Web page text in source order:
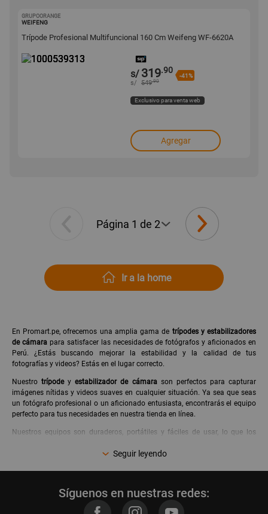
GRUPOORANGE
WEIFENG
Trípode Profesional Multifuncional 160 Cm Weifeng WF-6620A
s/ 319.90
-41%
s/ 549.90
Exclusivo para venta web
Agregar
Ir a la home
En Promart.pe, ofrecemos una amplia gama de trípodes y estabilizadores
de cámarapara satisfacer las necesidades de fotógrafos y aficionados en
Perú. ¿Estás buscando mejorar la estabilidad y la calidad de tus
fotografías y videos? Estás en el lugar correcto.
Nuestrotrípodeyestabilizador de cámarason perfectos para capturar
imágenes nítidas y videos suaves en cualquier situación. Ya sea que seas
un fotógrafo profesional o un aficionado entusiasta, encontrarás el equipo
perfecto para tus necesidades en nuestra tienda en línea.
Nuestros equipos son duraderos, portátiles y fáciles de usar, lo que los
filmando paisajes impresionantes, retratos emocionantes o momentos
Seguir leyendo
Síguenos en nuestras redes: